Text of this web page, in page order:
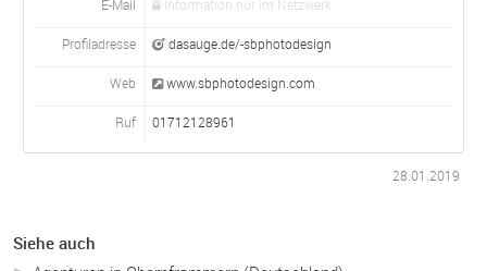
E-Mail Information nur im Netzwerk
Profiladresse dasauge.de/-sbphotodesign
Web www.sbphotodesign.com
Ruf 01712128961
28.01.2019
Siehe auch